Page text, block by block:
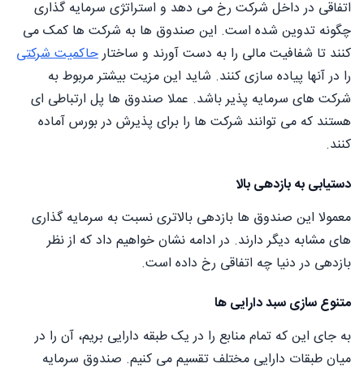
اتفاقی در داخل شرکت رخ می دهد و استراتژی سرمایه گذاری
چگونه تدوین شده است. این صندوق ها به شرکت ها کمک می
کنند تا شفافیت مالی را به دست آورند و ساختارحاکمیت شرکتی
را در آنها پیاده سازی کنند. شاید این مزیت بیشتر مربوط به
شرکت های سرمایه پذیر باشد. عملا صندوق ها پل ارتباطی ای
هستند که می توانند شرکت ها را برای پذیرش در بورس آماده
کنند.
دستیابی به بازدهی بالا
معمولا این صندوق ها بازدهی بالاتری نسبت به سرمایه گذاری
های مشابه دیگر دارند. در ادامه نشان خواهیم داد که از نظر
بازدهی در دنیا چه اتفاقی رخ داده است.
متنوع سازی سبد دارایی ها
به جای این که تمام منابع را در یک طبقه دارایی بریم، آن را در
میان طبقات دارایی مختلف تقسیم می کنیم. صندوق سرمایه